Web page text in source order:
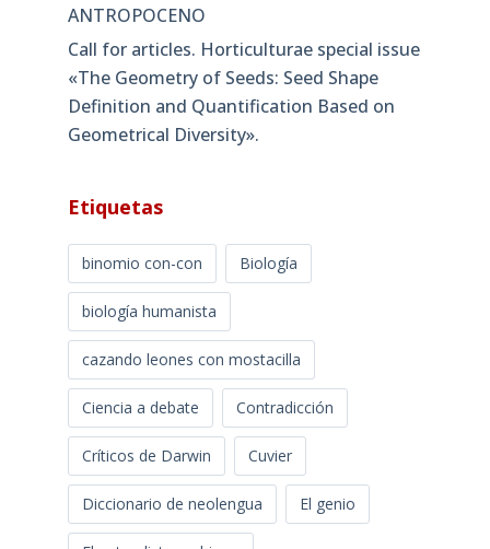
ANTROPOCENO
Call for articles. Horticulturae special issue
«The Geometry of Seeds: Seed Shape
Definition and Quantification Based on
Geometrical Diversity»​.
Etiquetas
binomio con-con Biología
biología humanista
cazando leones con mostacilla
Ciencia a debate Contradicción
Críticos de Darwin Cuvier
Diccionario de neolengua El genio